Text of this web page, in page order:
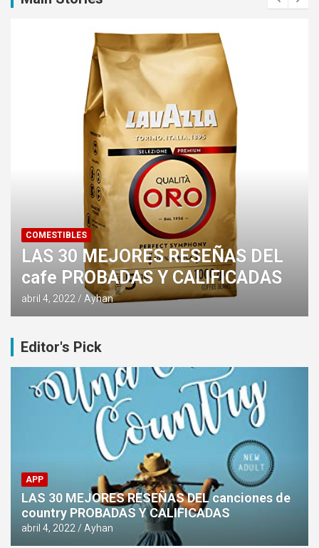
RESEÑAS DEL
Y CALIFICADAS
ZAPATOS
LAS 30
zapatillas
CALIFICADAS
abril 4, 2022
Editor's Pick
APP
LAS 30 MEJORES RESEÑAS DEL canciones de
country PROBADAS Y CALIFICADAS
abril 4, 2022 Ayhan